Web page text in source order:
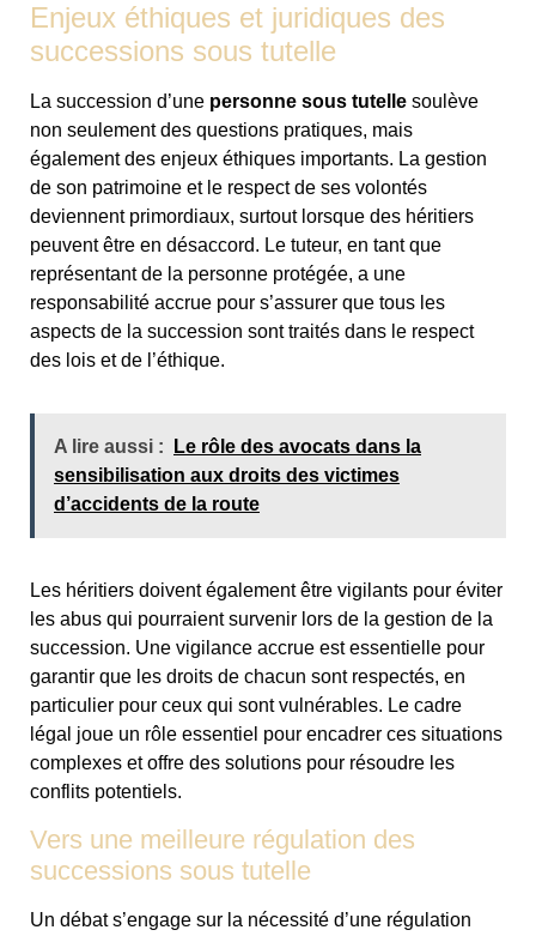
Enjeux éthiques et juridiques des
successions sous tutelle
La succession d’une personne sous tutelle soulève
non seulement des questions pratiques, mais
également des enjeux éthiques importants. La gestion
de son patrimoine et le respect de ses volontés
deviennent primordiaux, surtout lorsque des héritiers
peuvent être en désaccord. Le tuteur, en tant que
représentant de la personne protégée, a une
responsabilité accrue pour s’assurer que tous les
aspects de la succession sont traités dans le respect
des lois et de l’éthique.
A lire aussi :
Le rôle des avocats dans la
sensibilisation aux droits des victimes
d’accidents de la route
Les héritiers doivent également être vigilants pour éviter
les abus qui pourraient survenir lors de la gestion de la
succession. Une vigilance accrue est essentielle pour
garantir que les droits de chacun sont respectés, en
particulier pour ceux qui sont vulnérables. Le cadre
légal joue un rôle essentiel pour encadrer ces situations
complexes et offre des solutions pour résoudre les
conflits potentiels.
Vers une meilleure régulation des
successions sous tutelle
Un débat s’engage sur la nécessité d’une régulation